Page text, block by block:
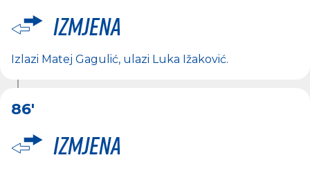
Izmjena
Izlazi Matej Gagulić, ulazi Luka Ižaković.
86'
Izmjena